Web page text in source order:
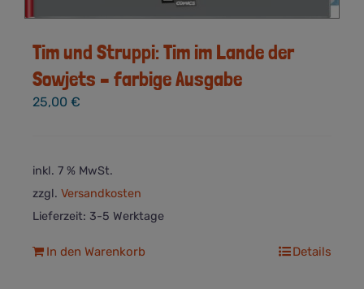
Tim und Struppi: Tim im Lande der
Sowjets – farbige Ausgabe
25,00 €
inkl. 7 % MwSt.
zzgl. Versandkosten
Lieferzeit: 3-5 Werktage
In den Warenkorb Details